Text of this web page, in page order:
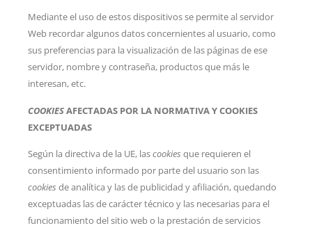
Mediante el uso de estos dispositivos se permite al servidor
Web recordar algunos datos concernientes al usuario, como
sus preferencias para la visualización de las páginas de ese
servidor, nombre y contraseña, productos que más le
interesan, etc.
COOKIESAFECTADAS POR LA NORMATIVA Y COOKIES
EXCEPTUADAS
Según la directiva de la UE, lascookies que requieren el
consentimiento informado por parte del usuario son las
cookies de analítica y las de publicidad y afiliación, quedando
exceptuadas las de carácter técnico y las necesarias para el
funcionamiento del sitio web o la prestación de servicios